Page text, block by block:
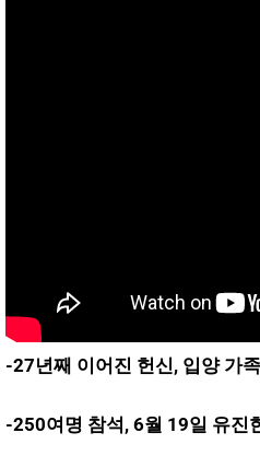
-27년째 이어진 헌신, 입양 가
-250여명 참석, 6월 19일 유진